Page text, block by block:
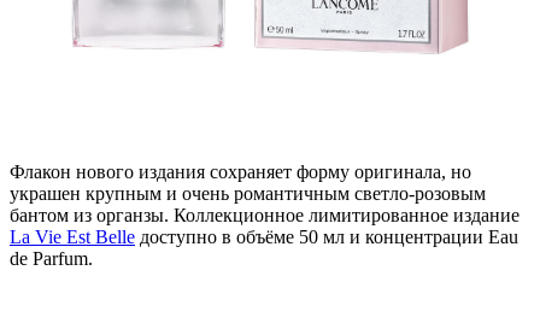
Флакон нового издания сохраняет форму оригинала, но
украшен крупным и очень романтичным светло-розовым
бантом из органзы. Коллекционное лимитированное издание
La Vie Est Belle доступно в объёме 50 мл и концентрации Eau
de Parfum.